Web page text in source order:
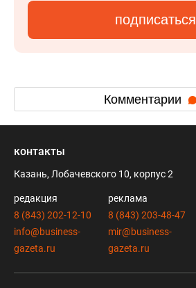
подписаться
Комментарии
контакты
Казань, Лобачевского 10, корпус 2
редакция
8 (843) 202-12-10
info@business-
gazeta.ru
реклама
8 (843) 203-48-47
mir@business-
gazeta.ru